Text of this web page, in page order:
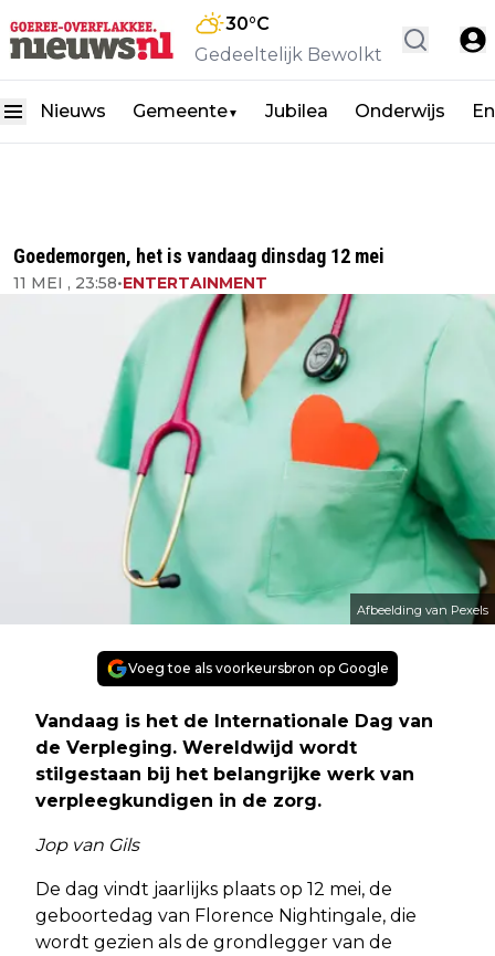
30°C
Gedeeltelijk Bewolkt
Nieuws Gemeente▼ Jubilea Onderwijs
Goedemorgen, het is vandaag dinsdag 12 mei
11 MEI , 23:58•ENTERTAINMENT
Afbeelding van Pexels
Voeg toe als voorkeursbron op Google
Vandaag is het de Internationale Dag van
de Verpleging. Wereldwijd wordt
stilgestaan bij het belangrijke werk van
verpleegkundigen in de zorg.
Jop van Gils
De dag vindt jaarlijks plaats op 12 mei, de
geboortedag van Florence Nightingale, die
wordt gezien als de grondlegger van de